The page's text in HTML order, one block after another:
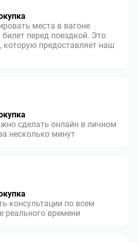
места в вагоне
билет перед поездкой. Это
которую предоставляет наш
сделать онлайн в личном
несколько минут
консультации по всем
реального времени